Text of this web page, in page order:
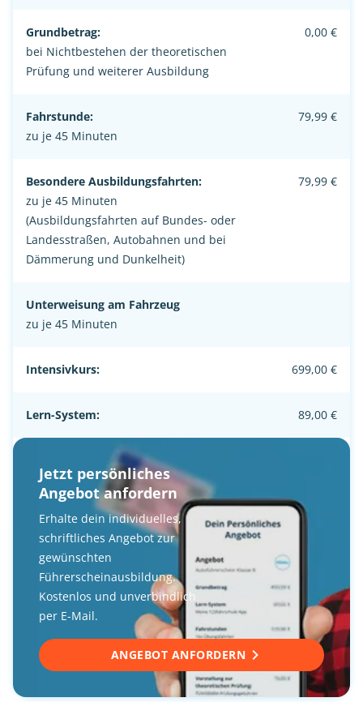
Grundbetrag:
bei Nichtbestehen der theoretischen
Prüfung und weiterer Ausbildung
0,00 €
Fahrstunde:
zu je 45 Minuten
79,99 €
Besondere Ausbildungsfahrten:
zu je 45 Minuten
(Ausbildungsfahrten auf Bundes- oder
Landesstraßen, Autobahnen und bei
Dämmerung und Dunkelheit)
79,99 €
Unterweisung am Fahrzeug
zu je 45 Minuten
Intensivkurs: 699,00 €
Lern-System: 89,00 €
Jetzt persönliches
Angebot anfordern
Erhalte dein individuelles,
schriftliches Angebot zur
gewünschten
Führerscheinausbildung.
Kostenlos und unverbindlich
per E-Mail.
ANGEBOT ANFORDERN